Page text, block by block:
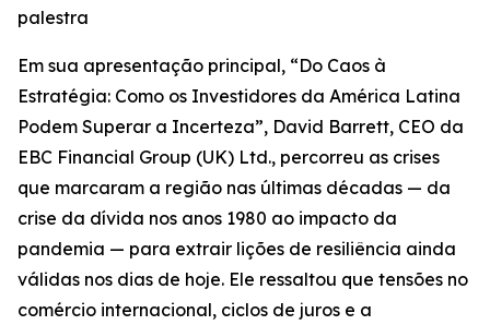
palestra
Em sua apresentação principal, “Do Caos à
Estratégia: Como os Investidores da América Latina
Podem Superar a Incerteza”, David Barrett, CEO da
EBC Financial Group (UK) Ltd., percorreu as crises
que marcaram a região nas últimas décadas — da
crise da dívida nos anos 1980 ao impacto da
pandemia — para extrair lições de resiliência ainda
válidas nos dias de hoje. Ele ressaltou que tensões no
comércio internacional, ciclos de juros e a